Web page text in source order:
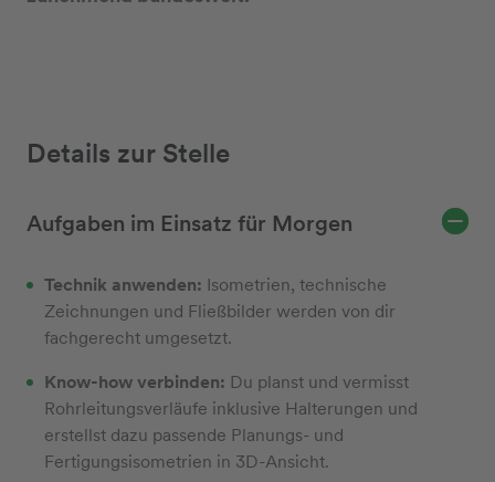
Details zur Stelle
Aufgaben im Einsatz für Morgen
Technik anwenden: Isometrien, technische
Zeichnungen und Fließbilder werden von dir
fachgerecht umgesetzt.
Know-how verbinden: Du planst und vermisst
Rohrleitungsverläufe inklusive Halterungen und
erstellst dazu passende Planungs- und
Fertigungsisometrien in 3D-Ansicht.